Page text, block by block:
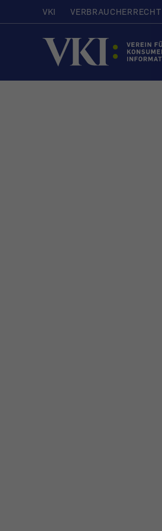
VKI VERBRAUCHERRECHT
Startseite